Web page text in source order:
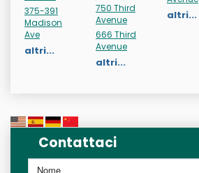
375-391
Madison
Ave
altri...
750 Third
Avenue
666 Third
Avenue
altri...
altri...
Contattaci